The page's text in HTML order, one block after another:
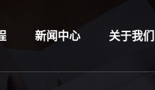
新闻中心 关于我们